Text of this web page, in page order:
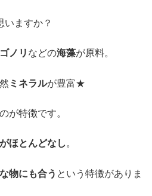
いますか？
ノリ などの海藻が原料。
ミネラルが豊富★
が特徴です。
ほとんどなし。
物にも合う という特徴がありま